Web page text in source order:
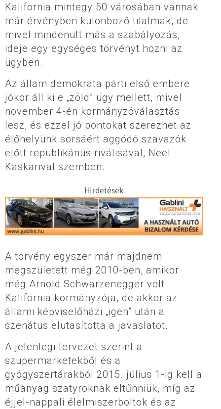
Kalifornia mintegy 50 városában vannak
már érvényben különböző tilalmak, de
mivel mindenütt más a szabályozás,
ideje egy egységes törvényt hozni az
ügyben.
Az állam demokrata párti első embere
jókor áll ki e „zöld” ügy mellett, mivel
november 4-én kormányzóválasztás
lesz, és ezzel jó pontokat szerezhet az
élőhelyünk sorsáért aggódó szavazók
előtt republikánus riválisával, Neel
Kaskarival szemben.
Hirdetések
A törvény egyszer már majdnem
megszületett még 2010-ben, amikor
még Arnold Schwarzenegger volt
Kalifornia kormányzója, de akkor az
állami képviselőházi „igen” után a
szenátus elutasította a javaslatot.
A jelenlegi tervezet szerint a
szupermarketekből és a
gyógyszertárakból 2015. július 1-ig kell a
műanyag szatyroknak eltűnniük, míg az
éjjel-nappali élelmiszerboltok és az